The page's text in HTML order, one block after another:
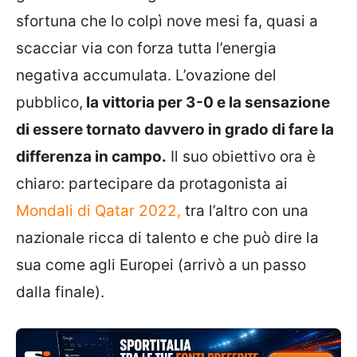
sfortuna che lo colpì nove mesi fa, quasi a
scacciar via con forza tutta l’energia
negativa accumulata. L’ovazione del
pubblico, la vittoria per 3-0 e la sensazione
di essere tornato davvero in grado di fare la
differenza in campo. Il suo obiettivo ora è
chiaro: partecipare da protagonista ai
Mondali di Qatar 2022, tra l’altro con una
nazionale ricca di talento e che può dire la
sua come agli Europei (arrivò a un passo
dalla finale).